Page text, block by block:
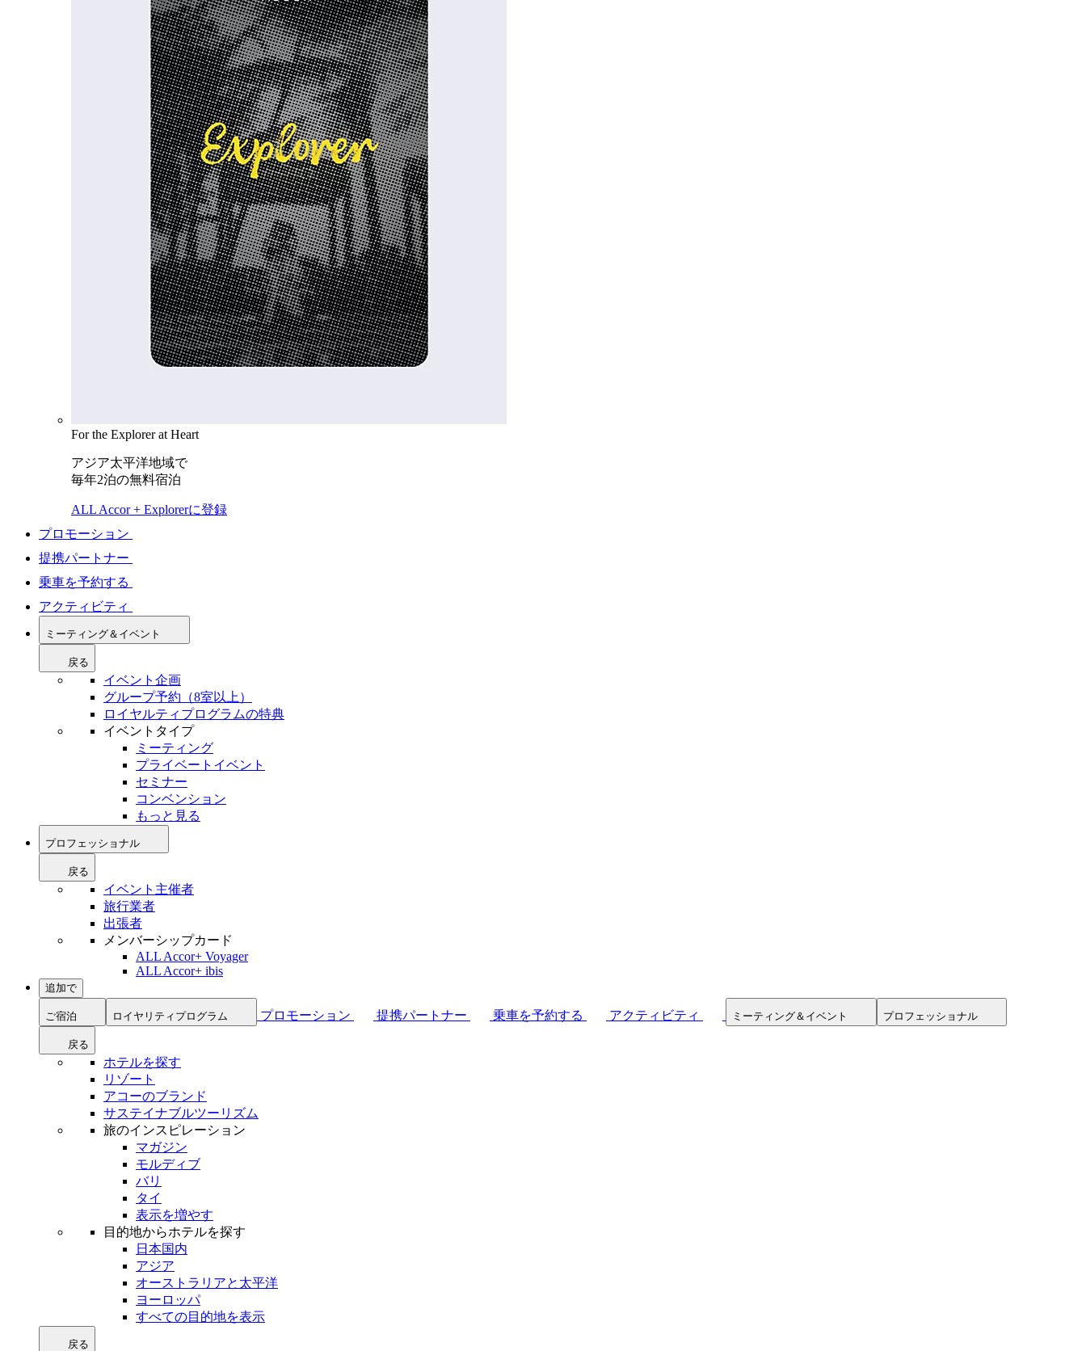
For the Explorer at Heart
アジア太平洋地域で
毎年2泊の無料宿泊
ALL Accor + Explorerに登録
プロモーション
提携パートナー
乗車を予約する
アクティビティ
ミーティング＆イベント
戻る
イベント企画
グループ予約（8室以上）
ロイヤルティプログラムの特典
イベントタイプ
ミーティング
プライベートイベント
セミナー
コンベンション
もっと見る
プロフェッショナル
戻る
イベント主催者
旅行業者
出張者
メンバーシップカード
ALL Accor+ Voyager
ALL Accor+ ibis
追加で
ご宿泊 ロイヤリティプログラム プロモーション 提携パートナー 乗車を予約する アクティビティ ミーティング＆イベント プロフェッショナル
戻る
ホテルを探す
リゾート
アコーのブランド
サステイナブルツーリズム
旅のインスピレーション
マガジン
モルディブ
バリ
タイ
表示を増やす
目的地からホテルを探す
日本国内
アジア
オーストラリアと太平洋
ヨーロッパ
すべての目的地を表示
戻る